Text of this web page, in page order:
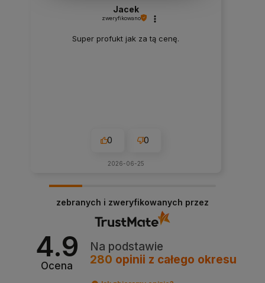
Jacek
zweryfikowano
Super profukt jak za tą cenę.
0 0
2026-06-25
zebranych i zweryfikowanych przez
4.9
Ocena
Na podstawie
280 opinii z całego okresu